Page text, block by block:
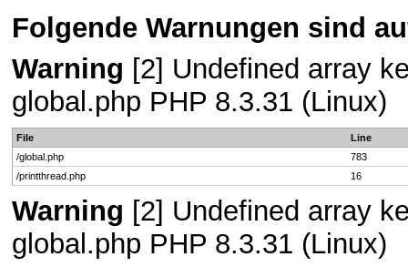
Folgende Warnungen sind
Warning [2] Undefined array
global.php PHP 8.3.31 (Linux)
File
Line
/global.php
783
/printthread.php
16
Warning [2] Undefined array
global.php PHP 8.3.31 (Linux)